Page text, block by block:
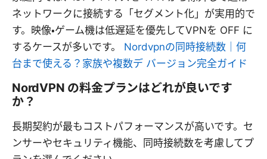
ネットワークに接続する「セグメント化」が実用的で
す。映像・ゲーム機は低遅延を優先してVPNを OFF に
するケースが多いです。 Nordvpnの同時接続数｜何
台まで使える？家族や複数デ バージョン完全ガイド
NordVPN の料金プランはどれが良いです
か？
長期契約が最もコストパフォーマンスが高いです。セ
ンサーやセキュリティ機能、同時接続数を考慮してプ